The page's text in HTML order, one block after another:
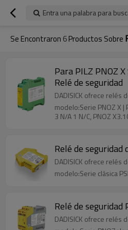
Entra una palabra para
Se Encontraron 6Productos Sobre
Para PILZ PNOZ
Relé de seguridad
DADISICK ofrece relés
modelo:Serie PNOZ X |
3 N/A 1 N/C, PNOZ
Relé de seguridad
DADISICK ofrece relés
modelo:Serie clásica
Relé de seguridad
DADISICK ofrece relés